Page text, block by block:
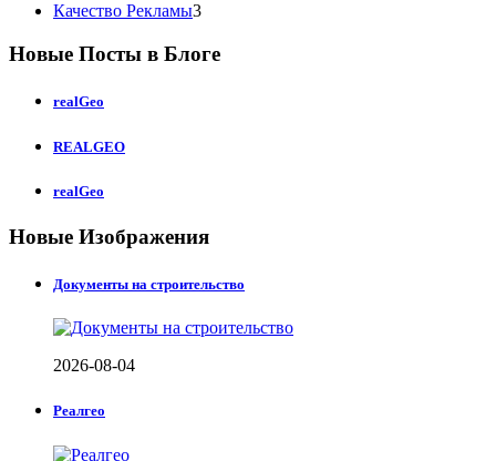
Качество Рекламы3
Новые Посты в Блоге
realGeo
REALGEO
realGeo
Новые Изображения
Документы на строительство
2026-08-04
Реалгео